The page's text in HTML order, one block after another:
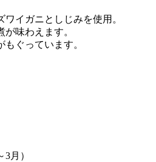
イガニとしじみを使用。
味わえます。
ぐっています。
月）